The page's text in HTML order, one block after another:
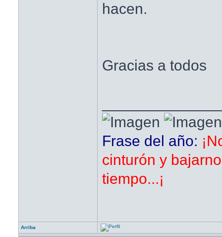
hacen.
Gracias a todos
Frase del año:
cinturón y
tiempo...¡
Arriba